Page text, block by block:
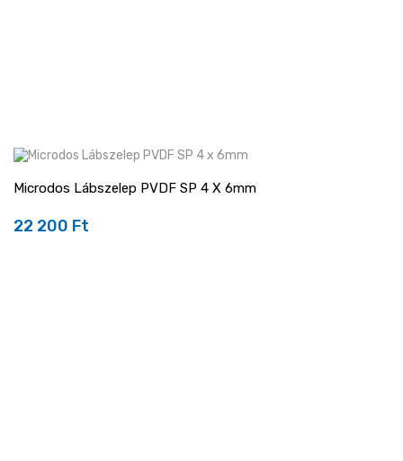
Microdos Lábszelep PVDF SP 4 X 6mm
Ár
22 200 Ft